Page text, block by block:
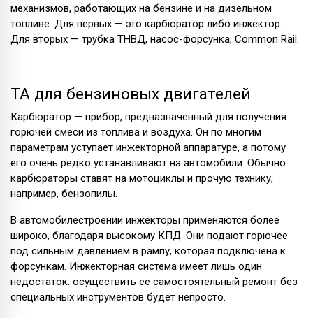
механизмов, работающих на бензине и на дизельном
топливе. Для первых — это карбюратор либо инжектор.
Для вторых — трубка ТНВД, насос-форсунка, Common Rail.
ТА для бензиновых двигателей
Карбюратор — прибор, предназначенный для получения
горючей смеси из топлива и воздуха. Он по многим
параметрам уступает инжекторной аппаратуре, а потому
его очень редко устанавливают на автомобили. Обычно
карбюраторы ставят на мотоциклы и прочую технику,
например, бензопилы.
В автомобилестроении инжекторы применяются более
широко, благодаря высокому КПД. Они подают горючее
под сильным давлением в рампу, которая подключена к
форсункам. Инжекторная система имеет лишь один
недостаток: осуществить ее самостоятельный ремонт без
специальных инструментов будет непросто.